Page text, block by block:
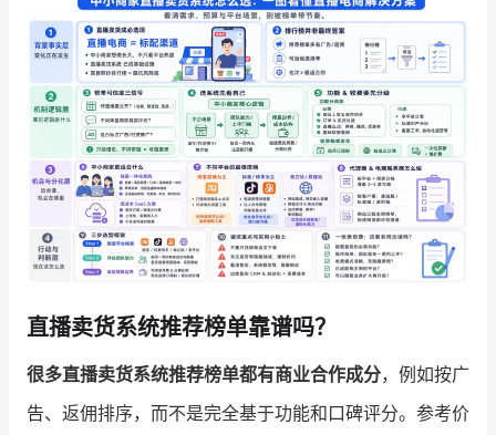
增长俱乐部
增长俱乐部 有赞商盟
商家社区 社群交流
合作共进
入驻有赞 认证代理商
有赞云 数据通服务
直播卖货系统推荐榜单靠谱吗？
很多直播卖货系统推荐榜单都有商业合作成分，例如按广
告、返佣排序，而不是完全基于功能和口碑评分。参考价